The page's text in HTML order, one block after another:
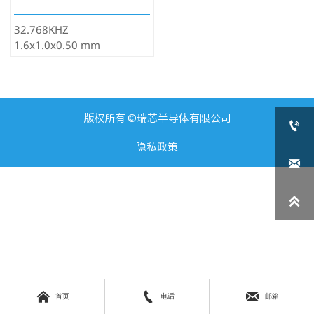
32.768KHZ
1.6x1.0x0.50 mm
版权所有 ©瑞芯半导体有限公司
隐私政策
 首页  电话  邮箱


